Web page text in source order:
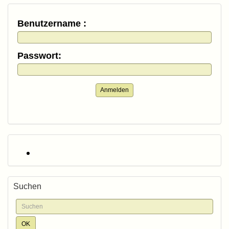
Benutzername :
Passwort:
Anmelden
Suchen